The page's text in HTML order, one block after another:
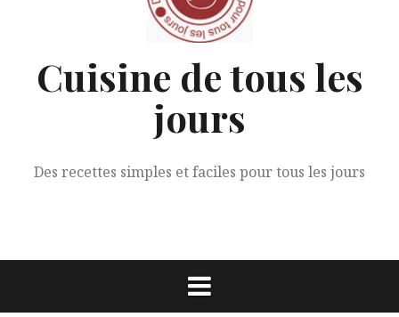
Cuisine de tous les
jours
Des recettes simples et faciles pour tous les jours